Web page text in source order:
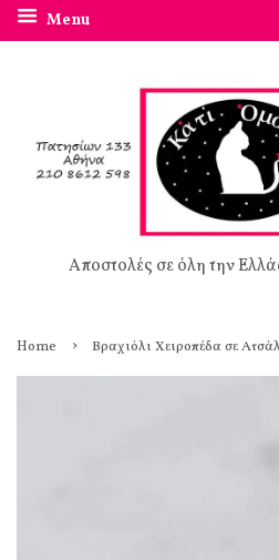
Menu
Αποστολές σε όλη την
Home › Βραχιόλι Χειροπέδα σε